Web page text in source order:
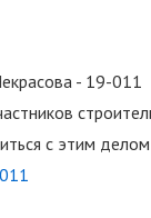
- 19-011
с этим